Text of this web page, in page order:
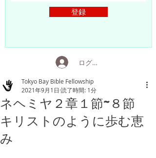
登録
ログイン
ネヘミヤ２章１節~８節
キリストのように歩む恵
み
Tokyo Bay Bible Fellowship
2021年9月1日 読了時間: 1分